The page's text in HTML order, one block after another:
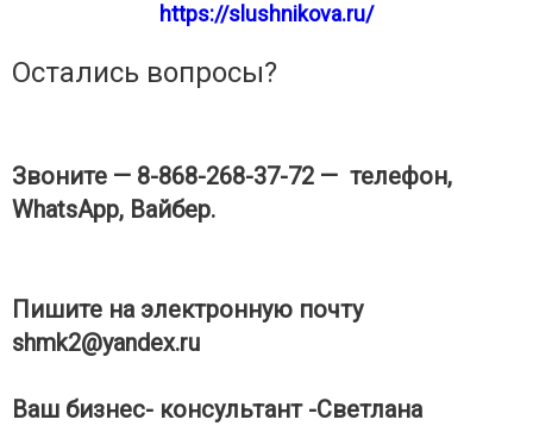
https://slushnikova.ru/
Остались вопросы?
Звоните — 8-868-268-37-72 — телефон,
WhatsApp, Вайбер.
Пишите на электронную почту
shmk2@yandex.ru
Ваш бизнес- консультант -Светлана